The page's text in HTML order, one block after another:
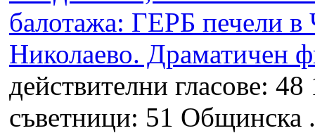
балотажа: ГЕРБ печели
Николаево. Драматичен
действителни гласове:
съветници: 51 Общинска